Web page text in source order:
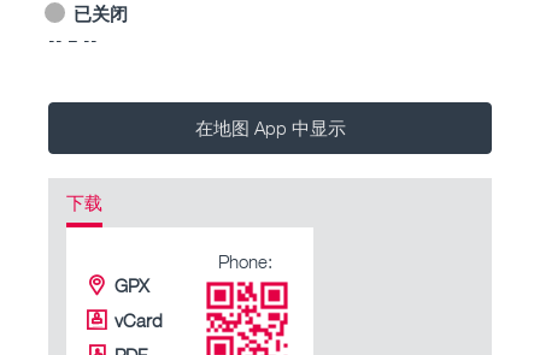
已关闭
-- – --
在地图 App 中显示
下载
GPX
vCard
Phone: